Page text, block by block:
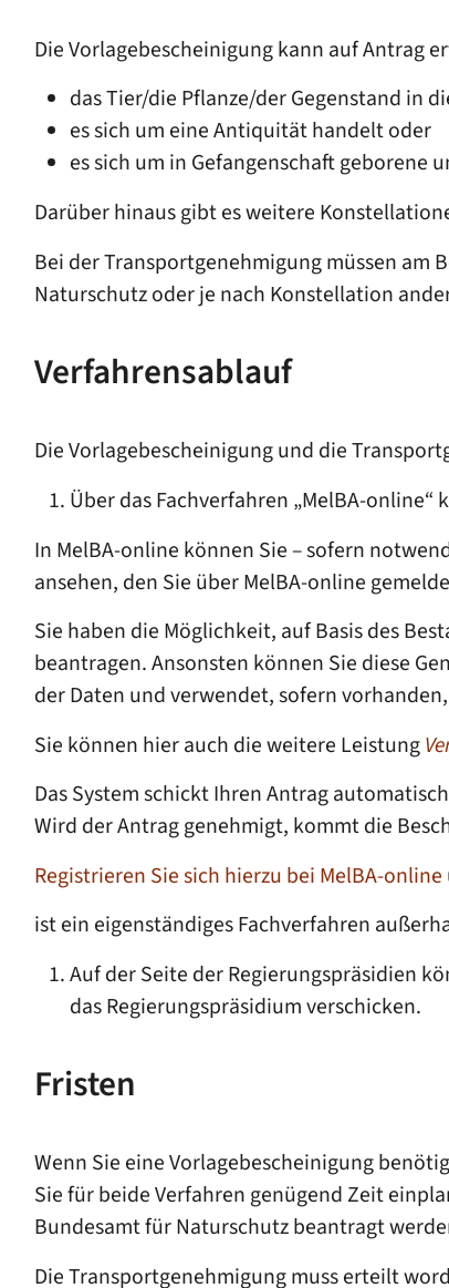
Die Vorlagebescheinigung kann auf Antrag
das Tier/die Pflanze/der Gegenstand in
es sich um eine Antiquität handelt oder
es sich um in Gefangenschaft
Darüber hinaus gibt es weitere
Bei der Transportgenehmigung müssen am
Naturschutz oder je nach Konstellation
Verfahrensablauf
Die Vorlagebescheinigung und die
Über das Fachverfahren „MelBA-
In MelBA-online können Sie – sofern
ansehen, den Sie über MelBA-online
Sie haben die Möglichkeit, auf Basis des
beantragen. Ansonsten können Sie diese
der Daten und verwendet, sofern
Sie können hier auch die weitere Leistung
Das System schickt Ihren Antrag
Wird der Antrag genehmigt, kommt die
Registrieren Sie sich hierzu bei MelBA-online
ist ein eigenständiges Fachverfahren
Auf der Seite der Regierungspräsidien
das Regierungspräsidium verschicken.
Fristen
Wenn Sie eine Vorlagebescheinigung
Sie für beide Verfahren genügend Zeit
Bundesamt für Naturschutzbeantragt
Die Transportgenehmigung muss erteilt